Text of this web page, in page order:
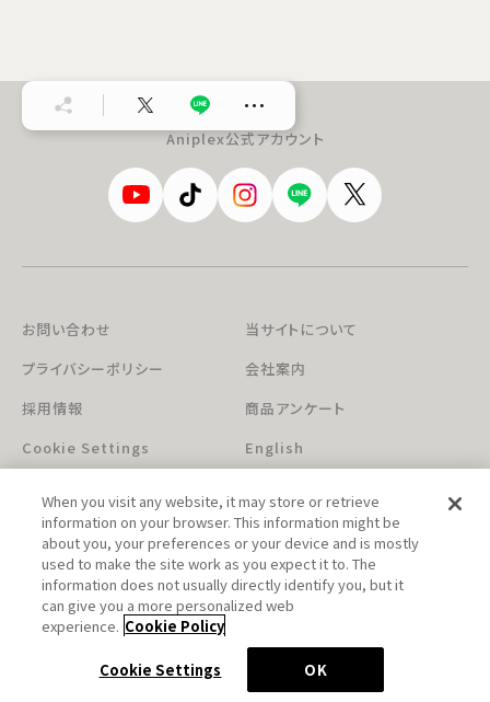
…
Aniplex公式アカウント
お問い合わせ
当サイトについて
プライバシーポリシー
会社案内
採用情報
商品アンケート
Cookie Settings
English
このホームページに掲載されている著作物の無断利用を禁じます。
When you visit any website, it may store or retrieve
information on your browser. This information might be
about you, your preferences or your device and is mostly
used to make the site work as you expect it to. The
information does not usually directly identify you, but it
can give you a more personalized web
experience. Cookie Policy
Cookie Settings OK